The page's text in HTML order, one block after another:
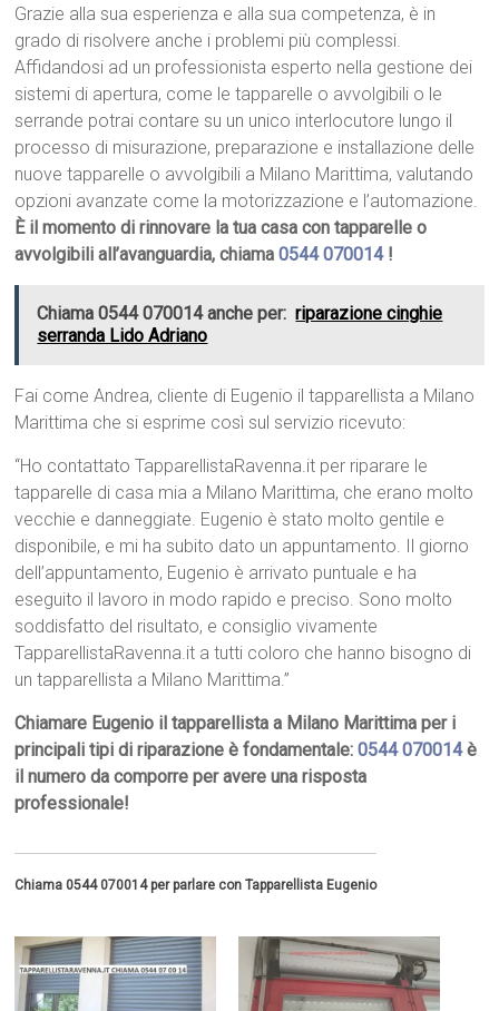
Grazie alla sua esperienza e alla sua competenza, è in
grado di risolvere anche i problemi più complessi.
Affidandosi ad un professionista esperto nella gestione dei
sistemi di apertura, come le tapparelle o avvolgibili o le
serrande potrai contare su un unico interlocutore lungo il
processo di misurazione, preparazione e installazione delle
nuove tapparelle o avvolgibili a Milano Marittima, valutando
opzioni avanzate come la motorizzazione e l’automazione.
È il momento di rinnovare la tua casa con tapparelle o
avvolgibili all’avanguardia, chiama0544 070014!
Chiama 0544 070014 anche per: riparazione cinghie
serranda Lido Adriano
Fai come Andrea, cliente di Eugenio il tapparellista a Milano
Marittima che si esprime così sul servizio ricevuto:
“Ho contattato TapparellistaRavenna.it per riparare le
tapparelle di casa mia a Milano Marittima, che erano molto
vecchie e danneggiate. Eugenio è stato molto gentile e
disponibile, e mi ha subito dato un appuntamento. Il giorno
dell’appuntamento, Eugenio è arrivato puntuale e ha
eseguito il lavoro in modo rapido e preciso. Sono molto
soddisfatto del risultato, e consiglio vivamente
TapparellistaRavenna.it a tutti coloro che hanno bisogno di
un tapparellista a Milano Marittima.”
Chiamare Eugenio il tapparellista a Milano Marittima per i
principali tipi di riparazione è fondamentale:0544 070014è
il numero da comporre per avere una risposta
professionale!
Chiama 0544 070014 per parlare con Tapparellista Eugenio